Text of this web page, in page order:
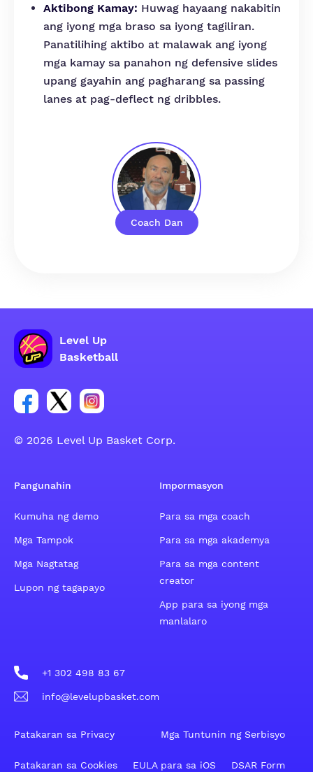
Coach Dan
Aktibong Kamay: Huwag hayaang nakabitin
ang iyong mga braso sa iyong tagiliran.
Panatilihing aktibo at malawak ang iyong
mga kamay sa panahon ng defensive slides
upang gayahin ang pagharang sa passing
lanes at pag-deflect ng dribbles.
Level Up
Basketball
Link para sa social group ng Facebook account
Link para sa social group ng tweeter account
Link para sa social group ng Instagram
© 2026 Level Up Basket Corp.
Pangunahin
Kumuha ng demo
Mga Tampok
Mga Nagtatag
Lupon ng tagapayo
Impormasyon
Para sa mga coach
Para sa mga akademya
Para sa mga content
creator
App para sa iyong mga
manlalaro
+1 302 498 83 67
info@levelupbasket.com
Patakaran sa Privacy Mga Tuntunin ng Serbisyo
Patakaran sa Cookies EULA para sa iOS DSAR Form